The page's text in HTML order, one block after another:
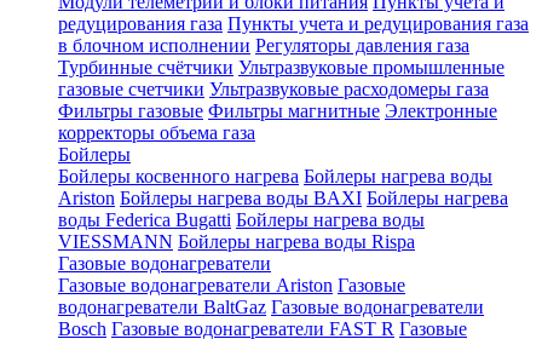
редуцирования газа Пункты учета и редуцирования газа
в блочном исполнении Регуляторы давления газа
Турбинные счётчики Ультразвуковые промышленные
газовые счетчики Ультразвуковые расходомеры газа
Фильтры газовые Фильтры магнитные Электронные
корректоры объема газа
Бойлеры
Бойлеры косвенного нагрева Бойлеры нагрева воды
Ariston Бойлеры нагрева воды BAXI Бойлеры нагрева
воды Federica Bugatti Бойлеры нагрева воды
VIESSMANN Бойлеры нагрева воды Rispa
Газовые водонагреватели
Газовые водонагреватели Ariston Газовые
водонагреватели BaltGaz Газовые водонагреватели
Bosch Газовые водонагреватели FAST R Газовые